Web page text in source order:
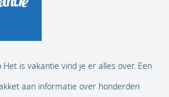
Het is vakantie vind je er alles over. Een
aan informatie over honderden